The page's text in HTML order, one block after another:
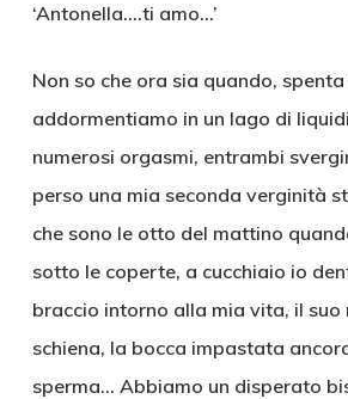
‘Antonella….ti amo…’
Non so che ora sia quando, spenta
addormentiamo in un lago di
numerosi orgasmi, entrambi
perso una mia seconda verginità
che sono le otto del mattino
sotto le coperte, a cucchiaio io
braccio intorno alla mia vita, il suo
schiena, la bocca impastata
sperma… Abbiamo un disperato